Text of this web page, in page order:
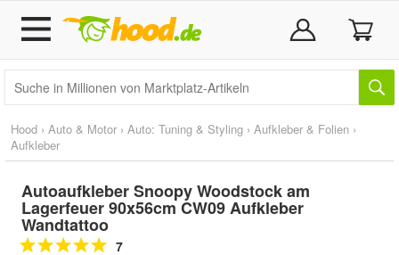
Hood › Auto & Motor › Auto: Tuning & Styling › Aufkleber & Folien ›
Aufkleber
Autoaufkleber Snoopy Woodstock am
Lagerfeuer 90x56cm CW09 Aufkleber
Wandtattoo
7